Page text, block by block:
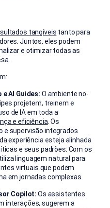
tangíveis tanto para
Juntos, eles podem
e otimizar todas as
e AI Guides: O ambiente no-
projetem, treinem e
de IA em toda a
e eficiência. Os
e supervisão integrados
experiência esteja alinhada
e seus padrões. Com os
linguagem natural para
virtuais que podem
em jornadas complexas.
Copilot: Os assistentes
interações, sugerem a